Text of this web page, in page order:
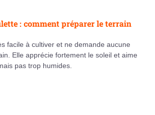
: comment préparer le terrain
facile à cultiver et ne demande aucune
Elle apprécie fortement le soleil et aime
pas trop humides.